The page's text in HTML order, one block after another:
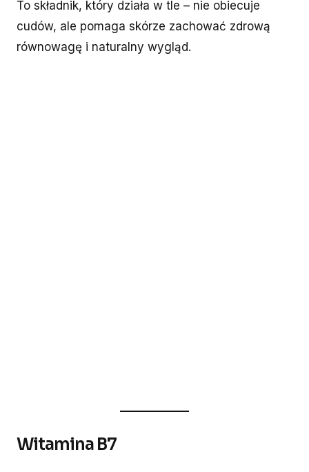
To składnik, który działa w tle – nie obiecuje
cudów, ale pomaga skórze zachować zdrową
równowagę i naturalny wygląd.
Witamina B7